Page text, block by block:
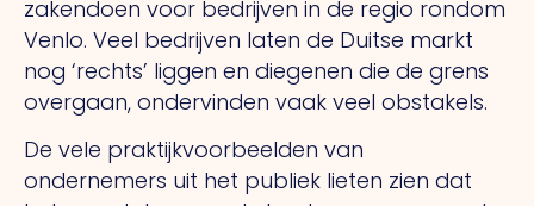
zakendoen voor bedrijven in de regio rondom
Venlo. Veel bedrijven laten de Duitse markt
nog ‘rechts’ liggen en diegenen die de grens
overgaan, ondervinden vaak veel obstakels.
De vele praktijkvoorbeelden van
ondernemers uit het publiek lieten zien dat